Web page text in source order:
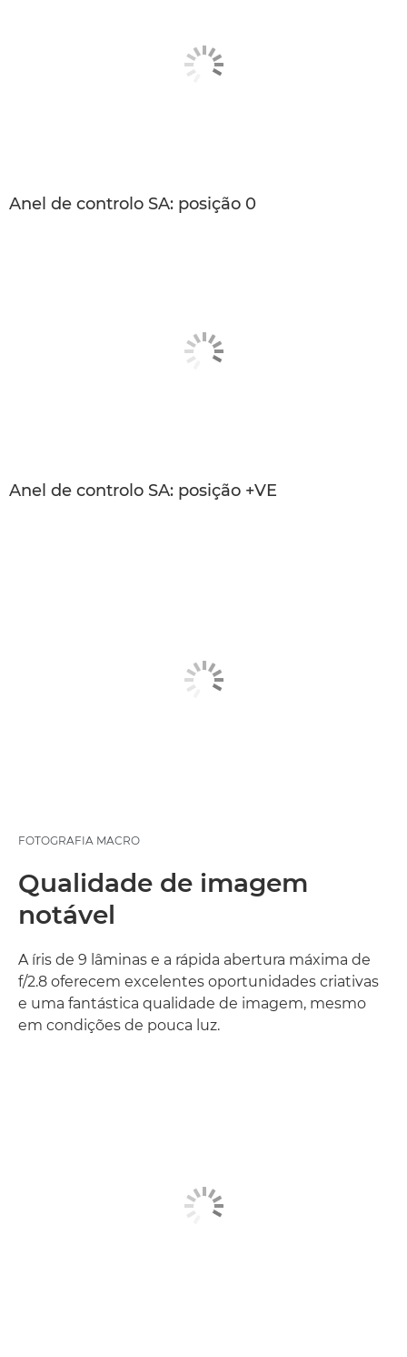
Anel de controlo SA: posição 0
Anel de controlo SA: posição +VE
FOTOGRAFIA MACRO
Qualidade de imagem
notável
A íris de 9 lâminas e a rápida abertura máxima de
f/2.8 oferecem excelentes oportunidades criativas
e uma fantástica qualidade de imagem, mesmo
em condições de pouca luz.